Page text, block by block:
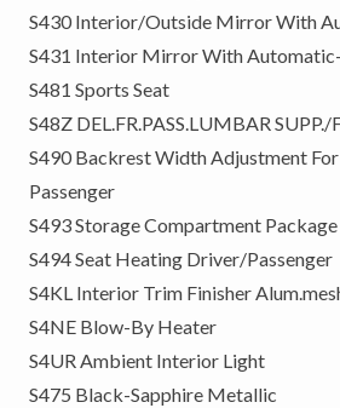
S430 Interior/Outside Mirror With
S431 Interior Mirror With
S481 Sports Seat
S48Z DEL.FR.PASS.LUMBAR SUPP./
S490 Backrest Width Adjustment
Passenger
S493 Storage Compartment Package
S494 Seat Heating Driver/Passenger
S4KL Interior Trim Finisher
S4NE Blow-By Heater
S4UR Ambient Interior Light
S475 Black-Sapphire Metallic